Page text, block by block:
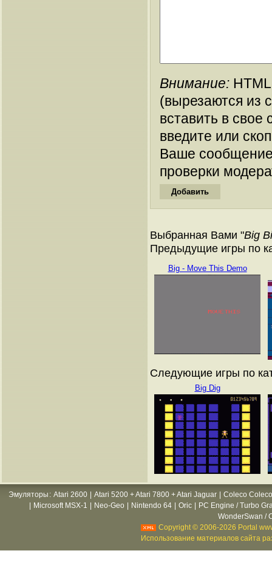
Внимание:
(вырезаются из
вставить в
введите или
Ваше
проверки
Выбранная Вами "Big
Предыдущие игры по
Big - Move This Demo
Следующие игры по
Big Dig
Эмуляторы : Atari 2600 Atari 5200 + Atari 7800 + Atari Jaguar
Coleco
Microsoft MSX-1 Neo-Geo Nintendo 64 Oric
PC Engine / Turbo
WonderSwan /
Copyright © 2006-2026 Portal
Использование материалов сайта